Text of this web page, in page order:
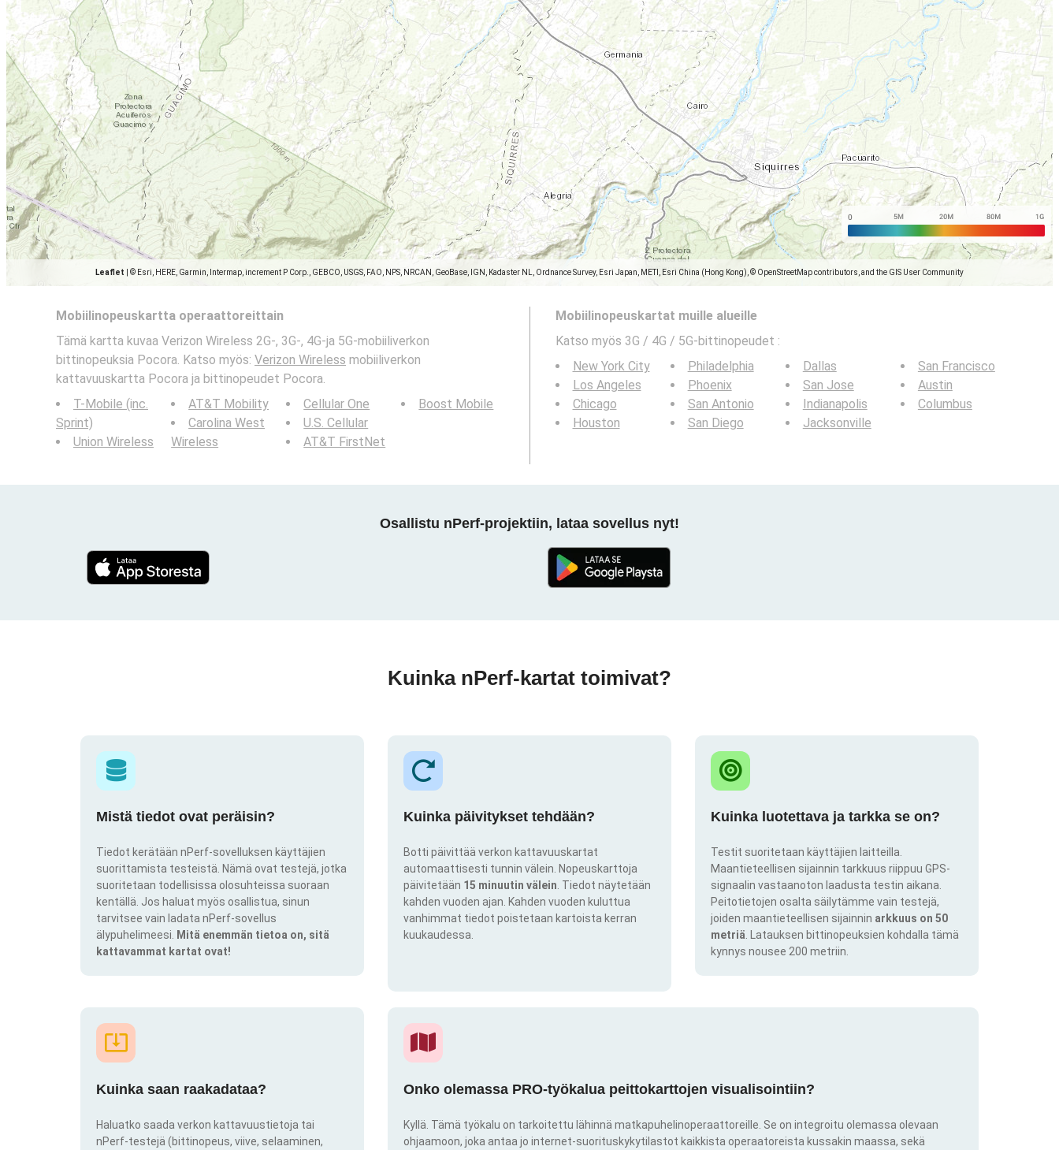
Leaflet © Esri, HERE, Garmin, Intermap, increment P Corp., GEBCO, USGS, FAO, NPS, NRCAN, GeoBase, IGN, Kadaster NL, Ordnance Survey, Esri Japan, METI, Esri China (Hong Kong), © OpenStreetMap contributors, and the GIS User Community
Mobiilinopeuskartta operaattoreittain
Tämä kartta kuvaa Verizon Wireless 2G-, 3G-, 4G-ja 5G-mobiiliverkon
bittinopeuksia Pocora. Katso myös: Verizon Wireless mobiiliverkon
kattavuuskartta Pocora ja bittinopeudet Pocora.
T-Mobile (inc.
Sprint)
Union Wireless
AT&T Mobility
Carolina West
Wireless
Cellular One
U.S. Cellular
AT&T FirstNet
Boost Mobile
Mobiilinopeuskartat muille alueille
Katso myös 3G / 4G / 5G-bittinopeudet :
New York City
Los Angeles
Chicago
Houston
Philadelphia
Phoenix
San Antonio
San Diego
Dallas
San Jose
Indianapolis
Jacksonville
San Francisco
Austin
Columbus
Osallistu nPerf-projektiin, lataa sovellus nyt!
Kuinka nPerf-kartat toimivat?
Mistä tiedot ovat peräisin?
Tiedot kerätään nPerf-sovelluksen käyttäjien
suorittamista testeistä. Nämä ovat testejä, jotka
suoritetaan todellisissa olosuhteissa suoraan
kentällä. Jos haluat myös osallistua, sinun
tarvitsee vain ladata nPerf-sovellus
älypuhelimeesi.
Mitä enemmän tietoa on, sitä
kattavammat kartat ovat!
Kuinka päivitykset tehdään?
Botti päivittää verkon kattavuuskartat
automaattisesti tunnin välein. Nopeuskarttoja
päivitetään 15 minuutin välein . Tiedot näytetään
kahden vuoden ajan. Kahden vuoden kuluttua
vanhimmat tiedot poistetaan kartoista kerran
kuukaudessa.
Kuinka luotettava ja tarkka se on?
Testit suoritetaan käyttäjien laitteilla.
Maantieteellisen sijainnin tarkkuus riippuu GPS-
signaalin vastaanoton laadusta testin aikana.
Peitotietojen osalta säilytämme vain testejä,
joiden maantieteellisen sijainnin arkkuus on 50
metriä . Latauksen bittinopeuksien kohdalla tämä
kynnys nousee 200 metriin.
Kuinka saan raakadataa?
Haluatko saada verkon kattavuustietoja tai
nPerf-testejä (bittinopeus, viive, selaaminen,
Onko olemassa PRO-työkalua peittokarttojen visualisointiin?
Kyllä. Tämä työkalu on tarkoitettu lähinnä matkapuhelinoperaattoreille. Se on integroitu olemassa olevaan
ohjaamoon, joka antaa jo internet-suorituskykytilastot kaikkista operaatoreista kussakin maassa, sekä